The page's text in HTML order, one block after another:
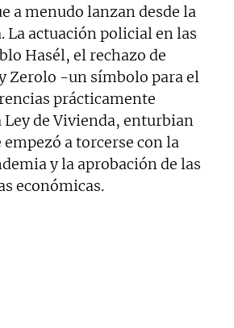
a menudo lanzan desde la
La actuación policial en las
Hasél, el rechazo de
Zerolo -un símbolo para el
prácticamente
Ley de Vivienda, enturbian
a torcerse con la
y la aprobación de las
económicas.